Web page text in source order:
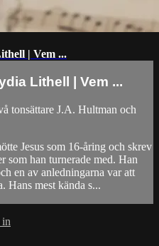
| Vem ...
Lithell | Vem ...
tonsättare J.A. Hultman och
Jesus som 16-åring och skrev
som han turnerade med. Han
en av anledningarna var att
Hans mest kända s...
in